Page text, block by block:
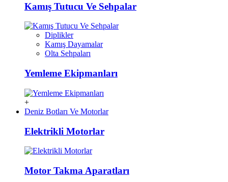
Kamış Tutucu Ve Sehpalar
Diplikler
Kamış Dayamalar
Olta Sehpaları
Yemleme Ekipmanları
+
Deniz Botları Ve Motorlar
Elektrikli Motorlar
Motor Takma Aparatları